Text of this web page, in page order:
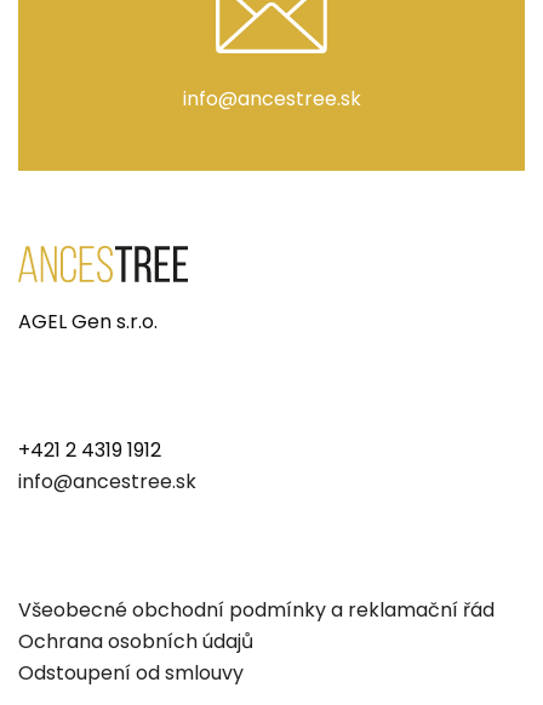
info@ancestree.sk
AGEL Gen s.r.o.
+421 2 4319 1912
info@ancestree.sk
Všeobecné obchodní podmínky a reklamační řád
Ochrana osobních údajů
Odstoupení od smlouvy